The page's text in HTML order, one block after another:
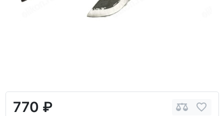
770 ₽